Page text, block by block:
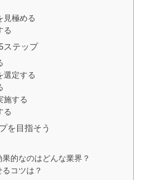
見極める
る
ステップ
選定する
施する
る
を目指そう
的なのはどんな業界？
コツは？